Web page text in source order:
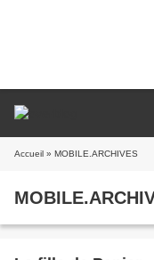
Accueil » MOBILE.ARCHIVES